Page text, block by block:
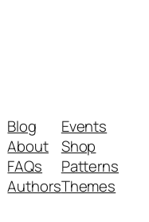
Blog
About
FAQs
Authors
Events
Shop
Patterns
Themes